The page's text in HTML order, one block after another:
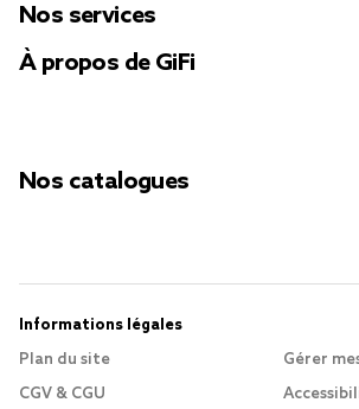
Nos services
À propos de GiFi
Nos catalogues
Informations légales
Plan du site
CGV & CGU
Gérer